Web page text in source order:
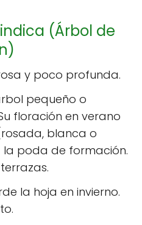
(Árbol de
y poco profunda.
pequeño o
floración en verano
blanca o
poda de formación.
la hoja en invierno.